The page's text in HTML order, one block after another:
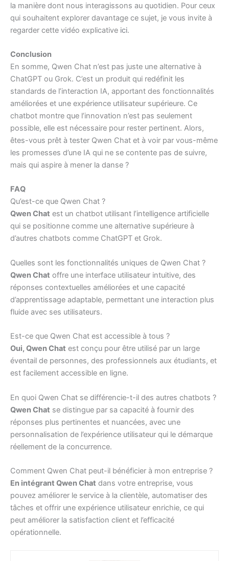
la manière dont nous interagissons au quotidien. Pour ceux
qui souhaitent explorer davantage ce sujet, je vous invite à
regarder cette vidéo explicative ici.
Conclusion
En somme, Qwen Chat n’est pas juste une alternative à
ChatGPT ou Grok. C’est un produit qui redéfinit les
standards de l’interaction IA, apportant des fonctionnalités
améliorées et une expérience utilisateur supérieure. Ce
chatbot montre que l’innovation n’est pas seulement
possible, elle est nécessaire pour rester pertinent. Alors,
êtes-vous prêt à tester Qwen Chat et à voir par vous-même
les promesses d’une IA qui ne se contente pas de suivre,
mais qui aspire à mener la danse ?
FAQ
Qu’est-ce que Qwen Chat ?
Qwen Chat est un chatbot utilisant l’intelligence artificielle
qui se positionne comme une alternative supérieure à
d’autres chatbots comme ChatGPT et Grok.
Quelles sont les fonctionnalités uniques de Qwen Chat ?
Qwen Chat offre une interface utilisateur intuitive, des
réponses contextuelles améliorées et une capacité
d’apprentissage adaptable, permettant une interaction plus
fluide avec ses utilisateurs.
Est-ce que Qwen Chat est accessible à tous ?
Oui, Qwen Chat est conçu pour être utilisé par un large
éventail de personnes, des professionnels aux étudiants, et
est facilement accessible en ligne.
En quoi Qwen Chat se différencie-t-il des autres chatbots ?
Qwen Chat se distingue par sa capacité à fournir des
réponses plus pertinentes et nuancées, avec une
personnalisation de l’expérience utilisateur qui le démarque
réellement de la concurrence.
Comment Qwen Chat peut-il bénéficier à mon entreprise ?
En intégrant Qwen Chat dans votre entreprise, vous
pouvez améliorer le service à la clientèle, automatiser des
tâches et offrir une expérience utilisateur enrichie, ce qui
peut améliorer la satisfaction client et l’efficacité
opérationnelle.